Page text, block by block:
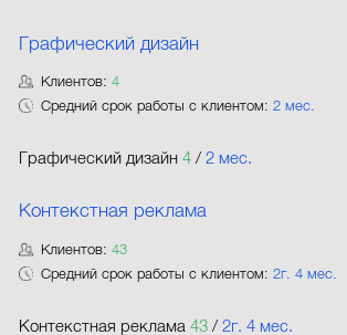
Графический дизайн
Клиентов:4
Средний срок работы с клиентом:2 мес.
Графический дизайн 4 /2 мес.
Контекстная реклама
Клиентов:43
Средний срок работы с клиентом:2г. 4 мес.
Контекстная реклама 43 /2г. 4 мес.